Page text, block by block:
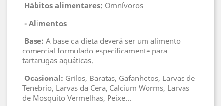
Hábitos alimentares: Omnívoros
- Alimentos
Base: A base da dieta deverá ser um alimento
comercial formulado especificamente para
tartarugas aquáticas.
Ocasional: Grilos, Baratas, Gafanhotos, Larvas de
Tenebrio, Larvas da Cera, Calcium Worms, Larvas
de Mosquito Vermelhas, Peixe...